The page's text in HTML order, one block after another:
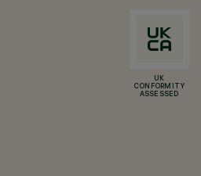
UK
CONFORMITY
ASSESSED